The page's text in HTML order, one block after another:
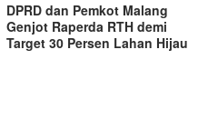
DPRD dan Pemkot Malang
Genjot Raperda RTH demi
Target 30 Persen Lahan Hijau